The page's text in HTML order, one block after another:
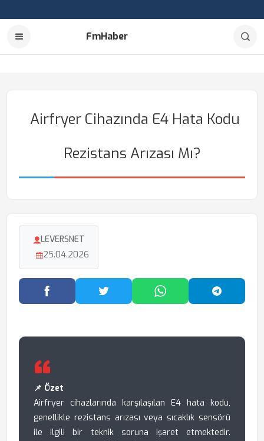
FmHaber
Airfryer Cihazında E4 Hata Kodu
Rezistans Arızası Mı?
LEVERSNET
25.04.2026
Facebook'ta PaylaşTwitter'da PaylaşWhatsApp'ta Paylaş
📌 Özet
Airfryer cihazlarında karşılaşılan E4 hata kodu,
genellikle rezistans arızası veya sıcaklık sensörü
ile ilgili bir teknik soruna işaret etmektedir.